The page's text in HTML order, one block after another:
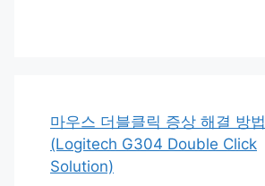
마우스 더블클릭 증상 해결 방법
(Logitech G304 Double Click
Solution)